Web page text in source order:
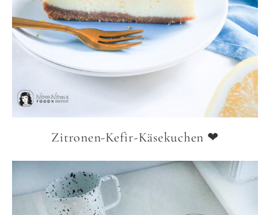
Zitronen-Kefir-Käsekuchen ❤